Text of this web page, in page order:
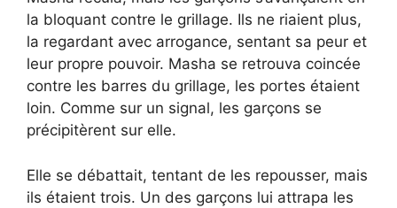
la bloquant contre le grillage. Ils ne riaient plus,
la regardant avec arrogance, sentant sa peur et
leur propre pouvoir. Masha se retrouva coincée
contre les barres du grillage, les portes étaient
loin. Comme sur un signal, les garçons se
précipitèrent sur elle.
Elle se débattait, tentant de les repousser, mais
ils étaient trois. Un des garçons lui attrapa les